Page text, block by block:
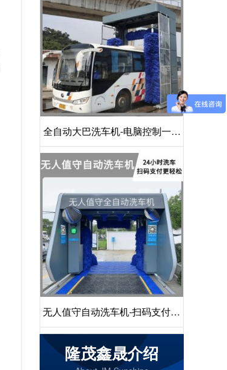
全自动大巴洗车机-电脑控制一键
启动清洗[隆茂鑫晟]
无人值守自动洗车机-扫码支付24
小时不停机洗车[隆茂鑫晟]
隆茂鑫晟介绍